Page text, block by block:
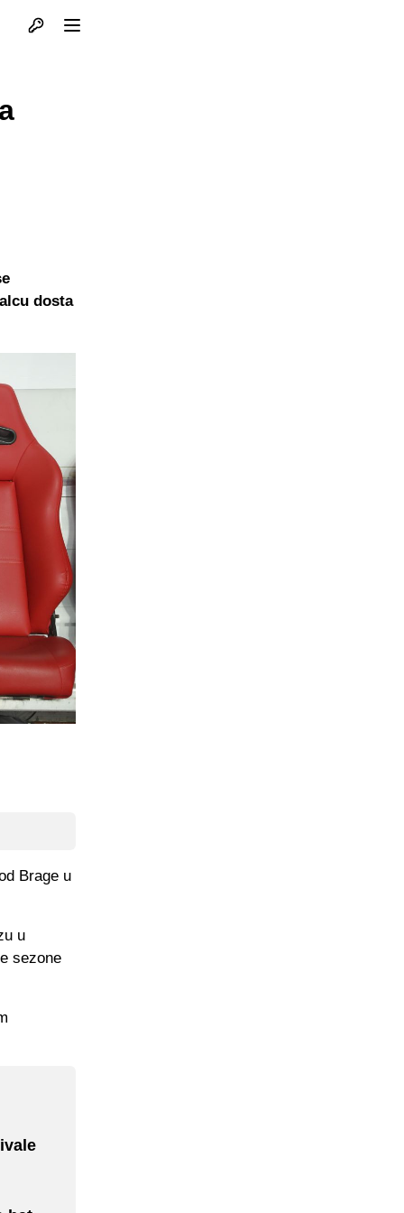
Otvori profil
dosta
Brage u
u
sezone